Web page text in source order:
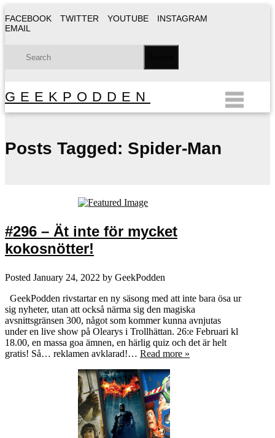
FACEBOOK TWITTER YOUTUBE
INSTAGRAM
EMAIL
GEEKPODDEN
Posts Tagged: Spider-Man
#296 – Ät inte för mycket
kokosnötter!
Posted January 24, 2022 by GeekPodden
GeekPodden rivstartar en ny säsong med att inte bara ösa ur
sig nyheter, utan att också närma sig den magiska
avsnittsgränsen 300, något som kommer kunna avnjutas
under en live show på Olearys i Trollhättan. 26:e Februari kl
18.00, en massa goa ämnen, en härlig quiz och det är helt
gratis! Så… reklamen avklarad!… Read more »